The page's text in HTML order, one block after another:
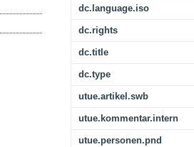
dc.language.iso
dc.rights
dc.title
dc.type
utue.artikel.swb
utue.kommentar.intern
utue.personen.pnd